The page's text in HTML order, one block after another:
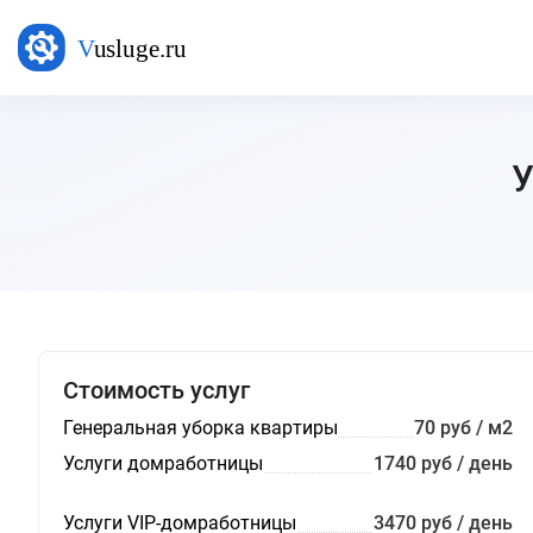
Стоимость услуг
Генеральная уборка квартиры
70 руб / м2
Услуги домработницы
1740 руб / день
Услуги VIP-домработницы 3470 руб / день